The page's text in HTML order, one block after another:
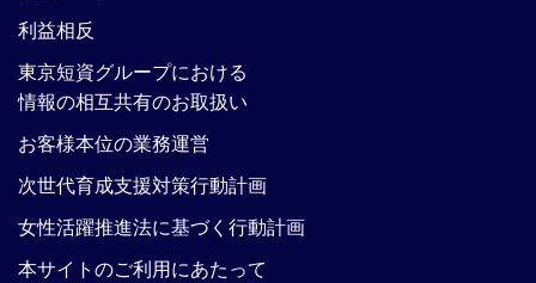
利益相反
東京短資グループにおける
情報の相互共有のお取扱い
お客様本位の業務運営
次世代育成支援対策行動計画
女性活躍推進法に基づく行動計画
本サイトのご利用にあたって